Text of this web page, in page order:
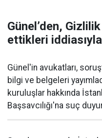
Günel’den, Gizlilik
ettikleri
Günel'in avukatları,
bilgi ve belgeleri
kuruluşlar hakkında
Başsavcılığı'na suç